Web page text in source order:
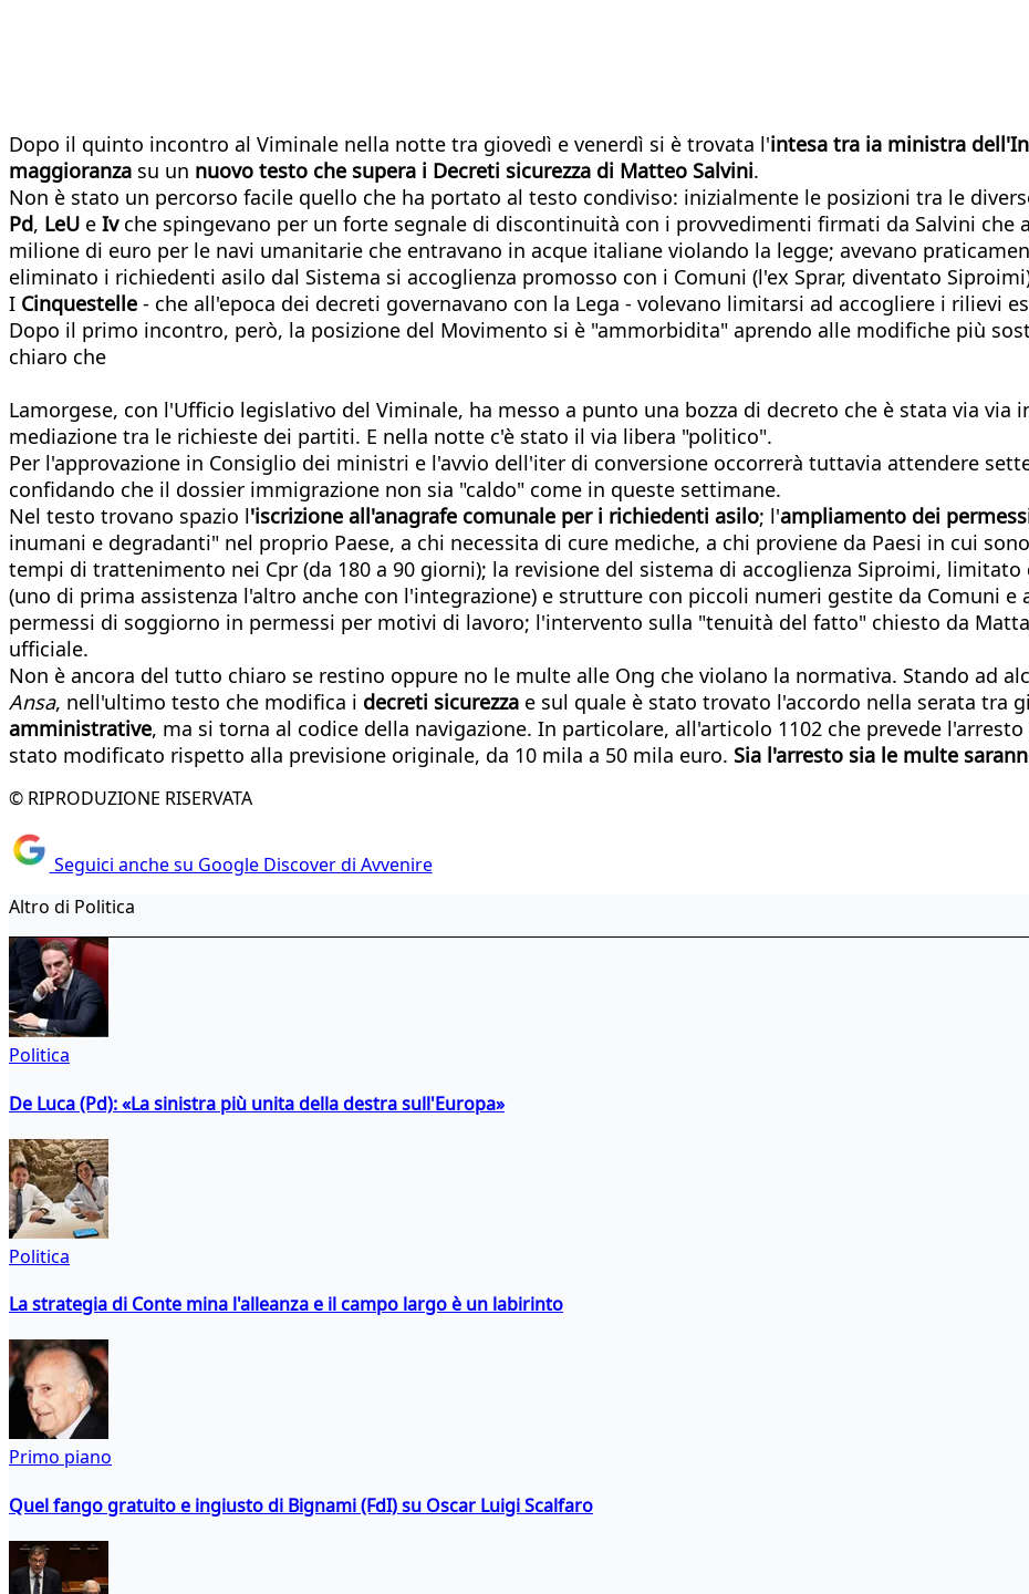
Dopo il quinto incontro al Viminale nella notte tra giovedì e venerdì si è trovata l'intesa tra ia ministra
maggioranza su un nuovo testo che supera i Decreti sicurezza di Matteo Salvini.
Non è stato un percorso facile quello che ha portato al testo condiviso: inizialmente le posizioni tra le
Pd, LeU e Ivche spingevano per un forte segnale di discontinuità con i provvedimenti firmati da Salvini
milione di euro per le navi umanitarie che entravano in acque italiane violando la legge; avevano
eliminato i richiedenti asilo dal Sistema si accoglienza promosso con i Comuni (l'ex Sprar, diventato
I Cinquestelle - che all'epoca dei decreti governavano con la Lega - volevano limitarsi ad accogliere i rilievi
Dopo il primo incontro, però, la posizione del Movimento si è "ammorbidita" aprendo alle modifiche più
chiaro che
Lamorgese, con l'Ufficio legislativo del Viminale, ha messo a punto una bozza di decreto che è stata via
mediazione tra le richieste dei partiti. E nella notte c'è stato il via libera "politico".
Per l'approvazione in Consiglio dei ministri e l'avvio dell'iter di conversione occorrerà tuttavia attendere
confidando che il dossier immigrazione non sia "caldo" come in queste settimane.
Nel testo trovano spazio l'iscrizione all'anagrafe comunale per i richiedenti asilo; l'ampliamento dei
inumani e degradanti" nel proprio Paese, a chi necessita di cure mediche, a chi proviene da Paesi in cui
tempi di trattenimento nei Cpr (da 180 a 90 giorni); la revisione del sistema di accoglienza Siproimi,
(uno di prima assistenza l'altro anche con l'integrazione) e strutture con piccoli numeri gestite da Comuni
permessi di soggiorno in permessi per motivi di lavoro; l'intervento sulla "tenuità del fatto" chiesto da
ufficiale.
Non è ancora del tutto chiaro se restino oppure no le multe alle Ong che violano la normativa. Stando ad
Ansa, nell'ultimo testo che modifica i decreti sicurezza e sul quale è stato trovato l'accordo nella serata tra
amministrative, ma si torna al codice della navigazione. In particolare, all'articolo 1102 che prevede
stato modificato rispetto alla previsione originale, da 10 mila a 50 mila euro. Sia l'arresto sia le multe
© RIPRODUZIONE RISERVATA
Seguici anche su Google Discover di Avvenire
Altro di Politica
Politica
De Luca (Pd): «La sinistra più unita della destra sull'Europa»
Politica
La strategia di Conte mina l'alleanza e il campo largo è un labirinto
Primo piano
Quel fango gratuito e ingiusto di Bignami (FdI) su Oscar Luigi Scalfaro